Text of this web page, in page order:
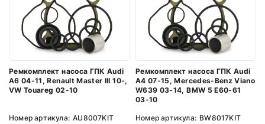
Ремкомплект насоса ГПК Audi
A6 04-11, Renault Master III 10-,
VW Touareg 02-10
Номер артикула: AU8007KIT
Ремкомплект насоса ГПК Audi
A4 07-15, Mercedes-Benz Viano
W639 03-14, BMW 5 E60-61
03-10
Номер артикула: BW8017KIT